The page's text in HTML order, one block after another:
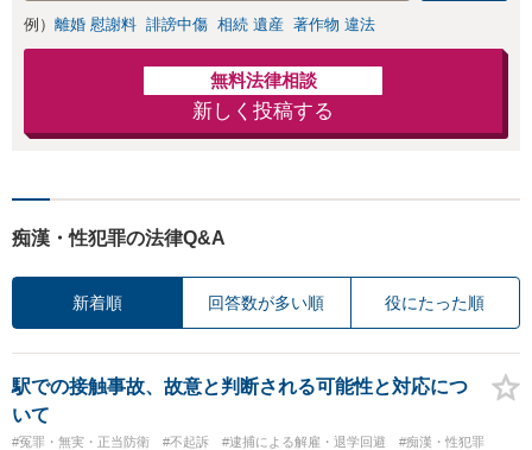
例） 離婚 慰謝料 誹謗中傷 相続 遺産 著作物 違法
無料法律相談
新しく投稿する
痴漢・性犯罪の法律Q&A
新着順 回答数が多い順 役にたった順
駅での接触事故、故意と判断される可能性と対応につ
いて
#冤罪・無実・正当防衛 #不起訴 #逮捕による解雇・退学回避
#痴漢・性犯罪